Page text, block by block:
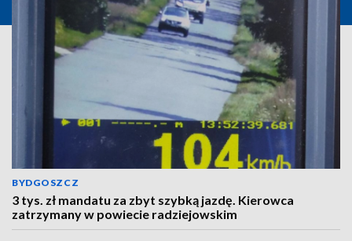
BYDGOSZCZ
3 tys. zł mandatu za zbyt szybką jazdę. Kierowca
zatrzymany w powiecie radziejowskim